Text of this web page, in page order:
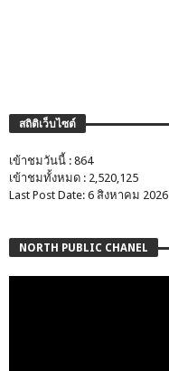
สถิติเว็บไซต์
เข้าชมวันนี้ : 864
เข้าชมทั้งหมด : 2,520,125
Last Post Date: 6 สิงหาคม 2026
NORTH PUBLIC CHANEL